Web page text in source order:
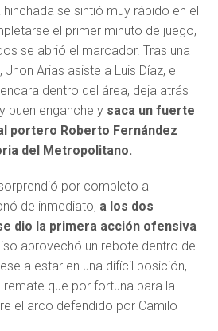
se sintió muy rápido en el
el primer minuto de juego,
se abrió el marcador. Tras una
Arias asiste a Luis Díaz, el
dentro del área, deja atrás
buen enganche y saca un fuerte
portero Roberto Fernández
del Metropolitano.
por completo a
de inmediato, a los dos
dio la primera acción ofensiva
aprovechó un rebote dentro del
a estar en una difícil posición,
que por fortuna para la
el arco defendido por Camilo